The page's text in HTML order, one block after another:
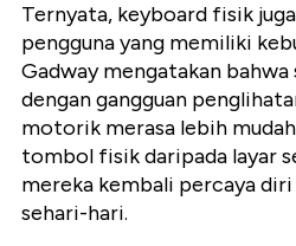
Ternyata, keyboard fisik
pengguna yang memiliki
Gadway mengatakan
dengan gangguan
motorik merasa lebih
tombol fisik daripada layar
mereka kembali percaya
sehari-hari.